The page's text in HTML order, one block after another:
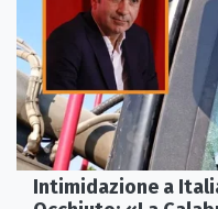
Intimidazione a